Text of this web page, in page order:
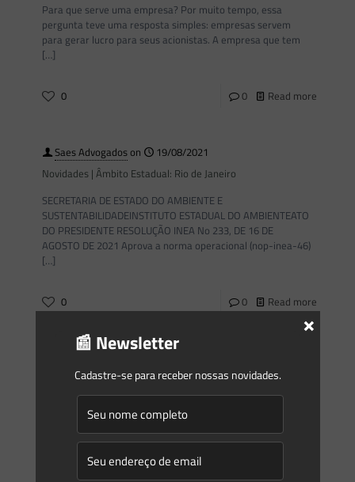
Para que serve uma empresa? Por muito tempo, essa
pergunta teve uma resposta simples: empresas servem
para gerar lucro para seus acionistas. A empresa que tem
[…]
0 0 Read more
Saes Advogadoson
19/08/2021
Novidades | Âmbito Estadual: Rio de Janeiro
SECRETARIA DE ESTADO DO AMBIENTE E
SUSTENTABILIDADEINSTITUTO ESTADUAL DO AMBIENTEATO
DO PRESIDENTE RESOLUÇÃO INEA No 233, DE 16 DE
AGOSTO DE 2021 Aprova a norma operacional (nop-inea-46)
[…]
0 0 Read more
Novidades | Âmbito Estadual: Paraná
Saes Advogadoson 12/08/2021
📰 Newsletter
Cadastre-se para receber nossas novidades.
×